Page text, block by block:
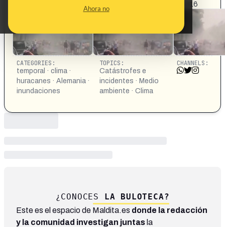
Ahora no
https://x.com/chematierra/status/2071274239118721316
CATEGORIES:
temporal · clima ·
huracanes · Alemania ·
inundaciones
TOPICS:
Catástrofes e
incidentes · Medio
ambiente · Clima
CHANNELS:
¿CONOCES LA BULOTECA?
Este es el espacio de Maldita.es donde la redacción
y la comunidad investigan juntas la